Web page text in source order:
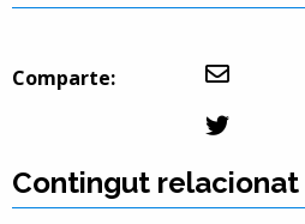
Comparte:
Contingut relacionat